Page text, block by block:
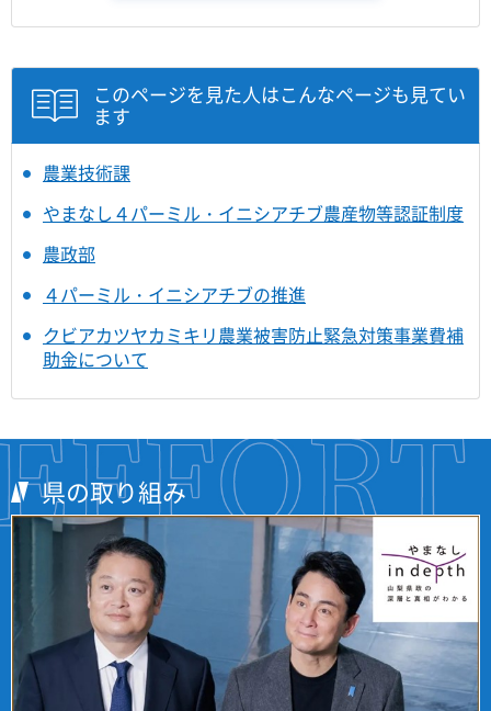
このページを見た人はこんなページも見てい
ます
農業技術課
やまなし４パーミル・イニシアチブ農産物等認証制度
農政部
４パーミル・イニシアチブの推進
クビアカツヤカミキリ農業被害防止緊急対策事業費補
助金について
県の取り組み